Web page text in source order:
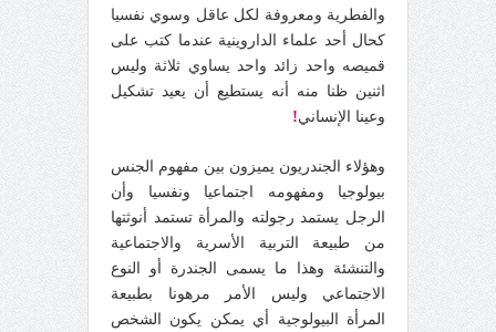
والفطرية ومعروفة لكل عاقل وسوي نفسيا
كحال أحد علماء الداروينية عندما كتب على
قميصه واحد زائد واحد يساوي ثلاثة وليس
اثنين ظنا منه أنه يستطيع أن يعيد تشكيل
وعينا الإنساني!
وهؤلاء الجندريون يميزون بين مفهوم الجنس
بيولوجيا ومفهومه اجتماعيا ونفسيا وأن
الرجل يستمد رجولته والمرأة تستمد أنوثتها
من طبيعة التربية الأسرية والاجتماعية
والتنشئة وهذا ما يسمى الجندرة أو النوع
الاجتماعي وليس الأمر مرهونا بطبيعة
المرأة البيولوجية أي يمكن يكون الشخص